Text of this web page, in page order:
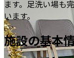
ます。足洗い場も
います。
施設の基本